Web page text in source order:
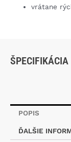
vrátane
ŠPECIFIKÁCIA
POPIS
ĎALŠIE